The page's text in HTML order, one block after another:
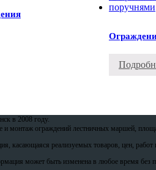
в 2008 году.
и монтаж ограждений лестничных маршей,
касающаяся реализуемых товаров, цен,
может быть изменена в любое время без